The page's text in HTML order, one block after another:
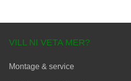
VILL NI VETA MER?
Montage & service